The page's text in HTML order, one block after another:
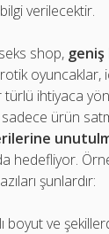
verilecektir.
shop,
oyuncaklar,
türlü ihtiyaca
ürün
hedefliyor.
şunlardır:
boyut ve